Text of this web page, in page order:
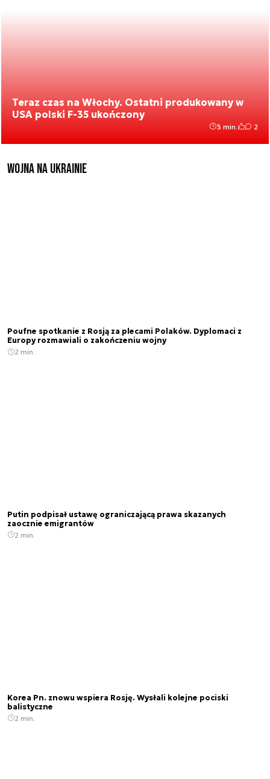
Teraz czas na Włochy. Ostatni produkowany w
USA polski F-35 ukończony
3 min. 2
Wojna na Ukrainie
Poufne spotkanie z Rosją za plecami Polaków. Dyplomaci z
Europy rozmawiali o zakończeniu wojny
2 min.
Putin podpisał ustawę ograniczającą prawa skazanych
zaocznie emigrantów
2 min.
Korea Pn. znowu wspiera Rosję. Wysłali kolejne pociski
balistyczne
2 min.